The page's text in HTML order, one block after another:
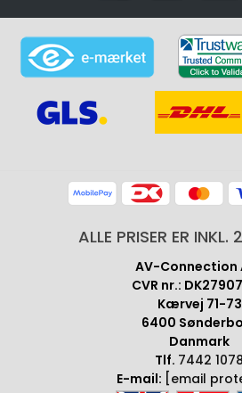
ALLE PRISER ER
AV-Connection
CVR nr.:
Kærvej 71-73
6400
Danmark
Tlf. 7442 1078
E-mail: [email